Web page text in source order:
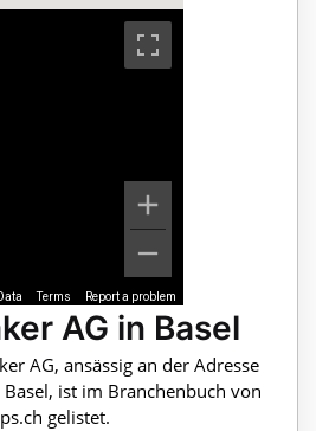
Terms Report a problem
AG in Basel
AG, ansässig an der Adresse
ist im Branchenbuch von
gelistet.